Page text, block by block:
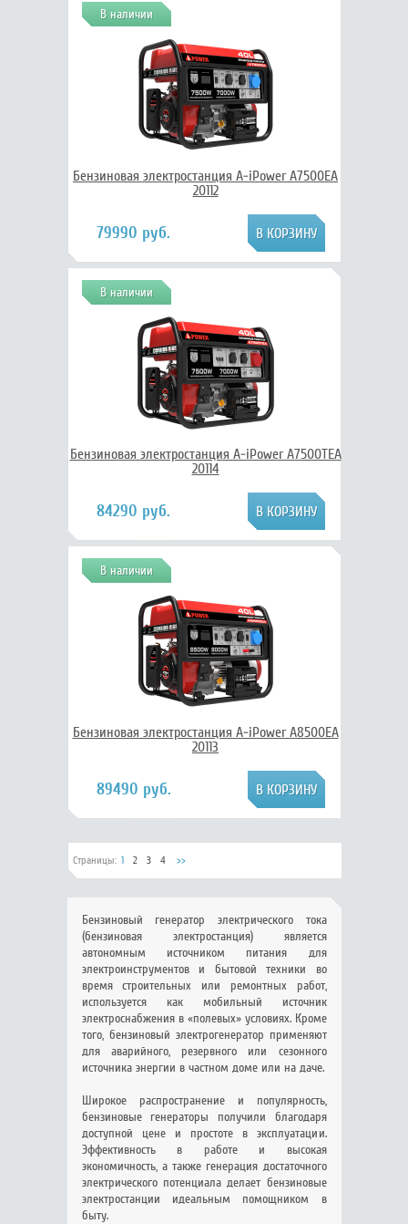
В наличии
Бензиновая электростанция A-iPower A7500EA
20112
79990 руб.
В наличии
Бензиновая электростанция A-iPower A7500TEA
20114
84290 руб.
В наличии
Бензиновая электростанция A-iPower A8500EA
20113
89490 руб.
Страницы: 1 2 3 4 >>
Бензиновый генератор электрического тока
(бензиновая электростанция) является
автономным источником питания для
электроинструментов и бытовой техники во
время строительных или ремонтных работ,
используется как мобильный источник
электроснабжения в «полевых» условиях. Кроме
того, бензиновый электрогенератор применяют
для аварийного, резервного или сезонного
источника энергии в частном доме или на даче.
Широкое распространение и популярность,
бензиновые генераторы получили благодаря
доступной цене и простоте в эксплуатации.
Эффективность в работе и высокая
экономичность, а также генерация достаточного
электрического потенциала делает бензиновые
электростанции идеальным помощником в
быту.